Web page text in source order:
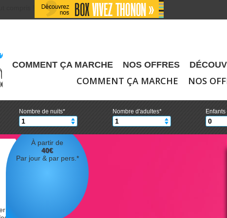
COMMENT ÇA MARCHE NOS
Nombre de nuits* Nombre d'adultes*
COMMENT ÇA MARCHE NOS OFFRES
et pass
À partir de
40€
Par jour & par pers.*